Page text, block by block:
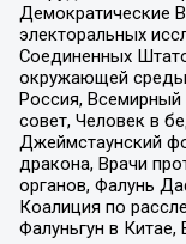
Демократические
электоральных
Соединенных
окружающей среды
Россия, Всемирный
совет, Человек в
Джеймстаунский
дракона, Врачи
органов, Фалунь
Коалиция по
Фалуньгун в Китае,